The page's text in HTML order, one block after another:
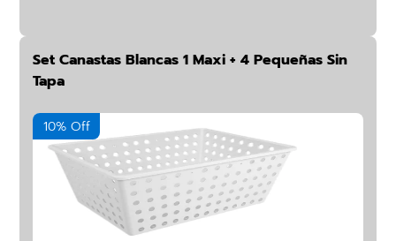
Set Canastas Blancas 1 Maxi + 4 Pequeñas Sin
Tapa
10% Off